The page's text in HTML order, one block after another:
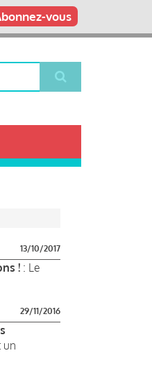
vous
13/10/2017
! : Le
29/11/2016
un